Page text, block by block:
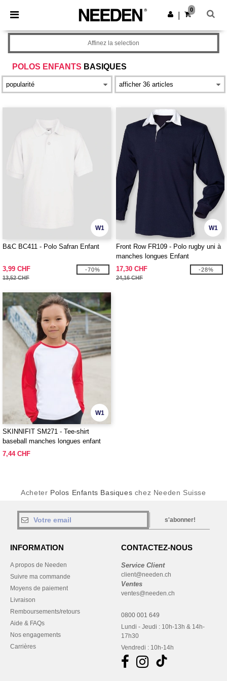
× Appli Needen
Meilleurs prix sur l’app !
Obtenir l'appli
0
POLOS ENFANTS BASIQUES
Affinez la selection
W1
B&C BC411 - Polo Safran Enfant
3,99 CHF
13,52 CHF
-70%
W1
Front Row FR109 - Polo rugby uni à
manches longues Enfant
17,30 CHF
24,16 CHF
-28%
W1
SKINNIFIT SM271 - Tee-shirt
baseball manches longues enfant
7,44 CHF
Acheter Polos Enfants Basiques chez Needen Suisse
s'abonner!
INFORMATION
A propos de Needen
Suivre ma commande
Moyens de paiement
Livraison
Remboursements/retours
Aide & FAQs
Nos engagements
Carrières
CONTACTEZ-NOUS
Service Client
client@needen.ch
Ventes
ventes@needen.ch
0800 001 649
Lundi - Jeudi : 10h-13h & 14h-
17h30
Vendredi : 10h-14h